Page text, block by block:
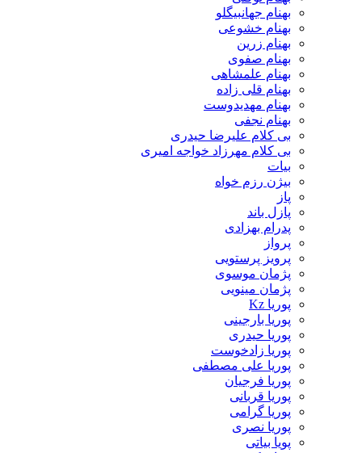
بهنام جهانبیگلو
بهنام خشوعی
بهنام زرین
بهنام صفوی
بهنام علمشاهی
بهنام قلی زاده
بهنام مهدیدوست
بهنام نجفی
بی کلام علیرضا حیدری
بی کلام مهرزاد خواجه امیری
بیات
بیژن رزم خواه
پاز
پازل باند
پدرام بهزادی
پرواز
پرویز پرستویی
پژمان موسوی
پژمان مینویی
پوریا Kz
پوریا بارجینی
پوریا حیدری
پوریا زادخوست
پوریا علی مصطفی
پوریا فرجیان
پوریا قربانی
پوریا گرامی
پوریا نصری
پویا بیاتی